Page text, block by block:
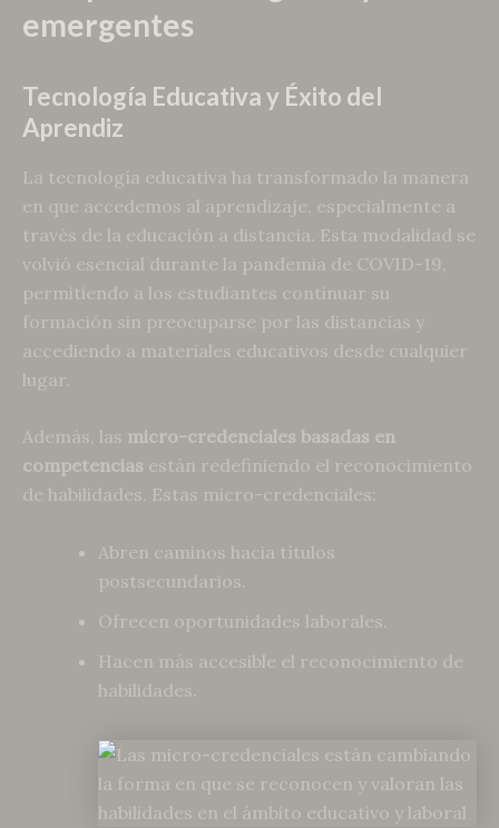
emergentes
Tecnología Educativa y Éxito del
Aprendiz
La tecnología educativa ha transformado la manera
en que accedemos al aprendizaje, especialmente a
través de la educación a distancia. Esta modalidad se
volvió esencial durante la pandemia de COVID-19,
permitiendo a los estudiantes continuar su
formación sin preocuparse por las distancias y
accediendo a materiales educativos desde cualquier
lugar.
Además, las micro-credenciales basadas en
competencias están redefiniendo el reconocimiento
de habilidades. Estas micro-credenciales:
Abren caminos hacia títulos
postsecundarios.
Ofrecen oportunidades laborales.
Hacen más accesible el reconocimiento de
habilidades.